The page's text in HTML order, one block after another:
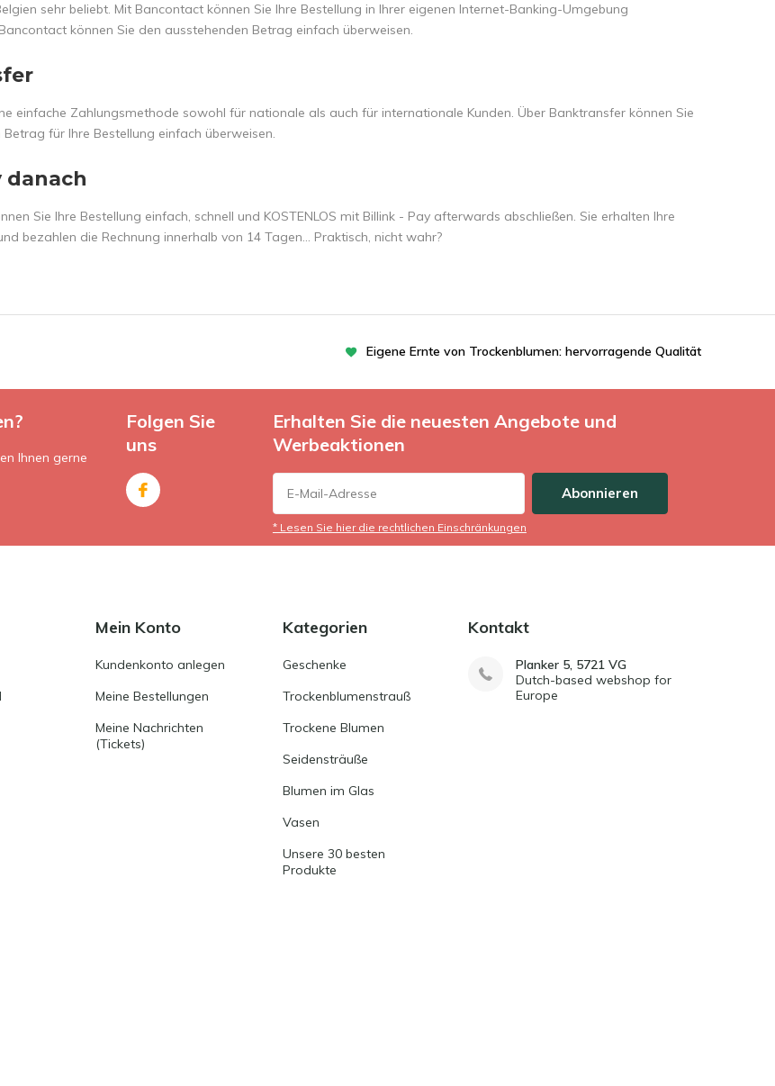
sehr beliebt. Mit Bancontact können Sie Ihre Bestellung in Ihrer eigenen Internet-Banking-Umgebung
können Sie den ausstehenden Betrag einfach überweisen.
einfache Zahlungsmethode sowohl für nationale als auch für internationale Kunden. Über Banktransfer können Sie
für Ihre Bestellung einfach überweisen.
danach
Sie Ihre Bestellung einfach, schnell und KOSTENLOS mit Billink - Pay afterwards abschließen. Sie erhalten Ihre
bezahlen die Rechnung innerhalb von 14 Tagen... Praktisch, nicht wahr?
Eigene Ernte von Trockenblumen: hervorragende Qualität
Ihnen gerne
Folgen Sie
uns
Erhalten Sie die neuesten Angebote und
Werbeaktionen
Abonnieren
* Lesen Sie hier die rechtlichen Einschränkungen
Mein Konto
Kundenkonto anlegen
Meine Bestellungen
Meine Nachrichten
(Tickets)
Kategorien
Geschenke
Trockenblumenstrauß
Trockene Blumen
Seidensträuße
Blumen im Glas
Vasen
Unsere 30 besten
Produkte
Kontakt
Planker 5, 5721 VG
Dutch-based webshop for
Europe